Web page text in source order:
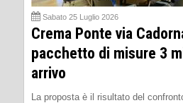
Sabato 25 Luglio 2026
Crema Ponte via
pacchetto di misure 3
arrivo
La proposta è il risultato del